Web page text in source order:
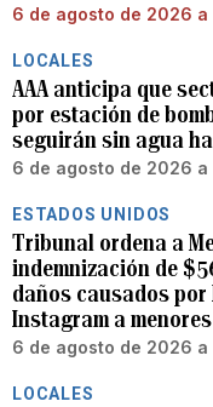
6 de agosto de 2026 a
LOCALES
AAA anticipa que
por estación de
seguirán sin agua
6 de agosto de 2026 a
ESTADOS UNIDOS
Tribunal ordena a
indemnización de
daños causados por
Instagram a
6 de agosto de 2026 a
LOCALES